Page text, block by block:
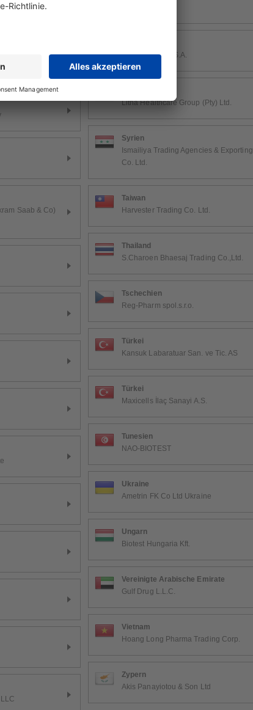
Saab & Co)
Grifols Movaco S.A.
Litha Healthcare Group (Pty) Ltd.
Syrien
Ismailiya Trading Agencies & Exporting
Co. Ltd.
Taiwan
Harvester Trading Co. Ltd.
Thailand
S.Charoen Bhaesaj Trading Co.,Ltd.
Tschechien
Reg-Pharm spol.s.r.o.
Türkei
Kansuk Labaratuar San. ve Tic. AS
Türkei
Maxicells İlaç Sanayi A.S.
Tunesien
NAO-BIOTEST
Ukraine
Ametrin FK Co Ltd Ukraine
Ungarn
Biotest Hungaria Kft.
Vereinigte Arabische Emirate
Gulf Drug L.L.C.
Vietnam
Hoang Long Pharma Trading Corp.
Zypern
Akis Panayiotou & Son Ltd